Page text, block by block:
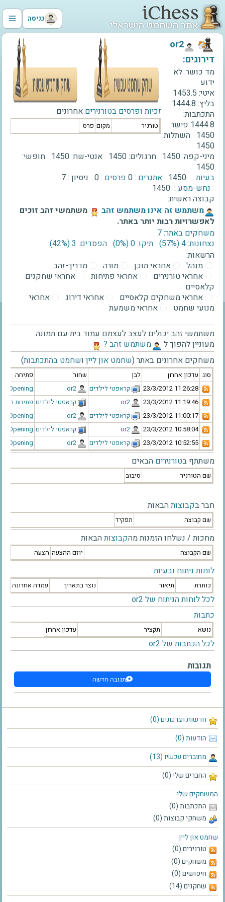
כניסה
חדשות ועדכונים (0)
הודעות (0)
מחוברים עכשיו (13)
החברים שלי (0)
המשחקים שלי
התכתבות (0)
משחקי קבוצות (0)
שחמט און ליין
טורנירים (0)
משחקים (0)
חיפושים (0)
שחקנים (14)
זכיות ופרסים בטורנירים אחרונים
טורניר מקום פרס
‫or2‬
דירוגים:
מד כושר:לא
ידוע
איטי: 1453.5
בליץ: 1444.8
התכתבות:
1444.8 פישר:
1450 השתלות:
1450
מיני-קפה:1450 חרגולים:1450 אנטי-שח:1450 חופשי:
1450
בעיות : 1450 אתגרים :0 פרסים :0 ניסיון :7
נחש-מסע : 1450
קבוצה ראשית:
‫משתמש זה אינו משתמש זהב‬
משתמשי זהב זוכים
לאפשרויות רבות יותר באתר.
משחקים באתר: 7
נצחונות: 4 ‫(57%)‬
תיקו: 0 ‫(0%)‬
הפסדים: 3 ‫(42%)‬
הרשאות:
מנהל
אחראי תוכן מורה
מדריך-זהב
אחראי טורנירים
אחראי פתיחות
אחראי שחקנים
קלאסיים
אחראי משחקים קלאסיים
אחראי דירוג
אחראי
מנועי שחמט
אחראי משמעת
משתמשי זהב יכולים לעצב לעצמם עמוד בית עם תמונה
מעוניין להפוך ל
‫משתמש זהב ?‬
משחקים אחרונים באתר (שחמט און ליין ושחמט בהתכתבות)
סוג עדכון אחרון לבן שחור
פתיחה
‫23/3/2012 11:26:28‬
‫קראפטי לילדים‬ ‫or2‬
Opening
‫23/3/2012 11:19:46‬
‫or2‬ ‫קראפטי לילדים‬ פתיחת רטי
‫23/3/2012 11:00:17‬
‫קראפטי לילדים‬ ‫or2‬
Opening
‫23/3/2012 10:58:04‬
‫or2‬ ‫קראפטי לילדים‬ Opening
‫23/3/2012 10:52:55‬
‫קראפטי לילדים‬ ‫or2‬
Opening
משתתף בטורנירים הבאים
שם הטורניר סיבוב
חבר בקבוצותהבאות
שם קבוצה תפקיד
מחכות / נשלחו הזמנות מהקבוצותהבאות
שם הקבוצה יוזם ההצעה הצעה
לוחות ניתוח ובעיות
כותרת תיאור נוצר בתאריך עמדה אחרונה
לכל לוחות הניתוח של or2
כתבות
נושא תקציר עדכון אחרון
לכל הכתבות של or2
תגובות
תגובה חדשה